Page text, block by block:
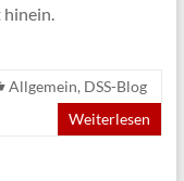
hinein.
Allgemein, DSS-Blog
Weiterlesen